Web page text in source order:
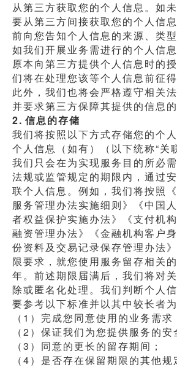
从第三方获取您的个人信息。如
要从第三方间接获取您的个人信
前向您告知个人信息的来源、类
如我们开展业务需进行的个人信
原本向第三方提供个人信息时的
们将在处理您该等个人信息前征
此外，我们也将会严格遵守相关
并要求第三方保障其提供的信息的
2. 信息的存储
我们将按照以下方式存储您的个
个人信息（如有）（以下统称“关
我们只会在为实现服务目的所必
法规或监管规定的期限内，通过
联个人信息。例如，我们将按照
服务管理办法实施细则》《中国
者权益保护实施办法》《支付机
融资管理办法》《金融机构客户
份资料及交易记录保存管理办法
限要求，就您使用服务留存相关
年。前述期限届满后，我们将对
除或匿名化处理。我们判断个人
要参考以下标准并以其中较长者为
（1）完成您同意使用的业务需求
（2）保证我们为您提供服务的安
（3）同意的更长的留存期间；
（4）是否存在保留期限的其他规